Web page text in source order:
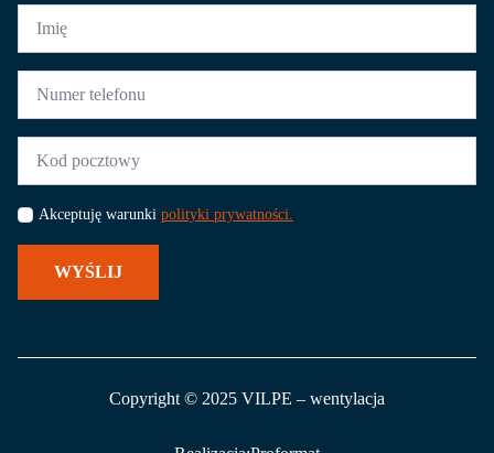
Imię
Numer
telefonu
Kod
pocztowy
Akceptuję warunki polityki prywatności.
WYŚLIJ
Copyright © 2025 VILPE – wentylacja